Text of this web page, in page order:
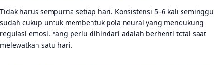
Tidak harus sempurna setiap hari. Konsistensi 5–6 kali seminggu
sudah cukup untuk membentuk pola neural yang mendukung
regulasi emosi. Yang perlu dihindari adalah berhenti total saat
melewatkan satu hari.